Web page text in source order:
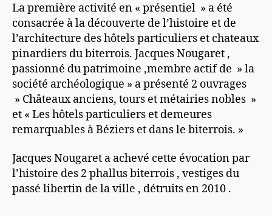
La première activité en « présentiel » a été
consacrée à la découverte de l’histoire et de
l’architecture des hôtels particuliers et chateaux
pinardiers du biterrois. Jacques Nougaret ,
passionné du patrimoine ,membre actif de » la
société archéologique » a présenté 2 ouvrages
» Châteaux anciens, tours et métairies nobles »
et « Les hôtels particuliers et demeures
remarquables à Béziers et dans le biterrois. »
Jacques Nougaret a achevé cette évocation par
l’histoire des 2 phallus biterrois , vestiges du
passé libertin de la ville , détruits en 2010 .